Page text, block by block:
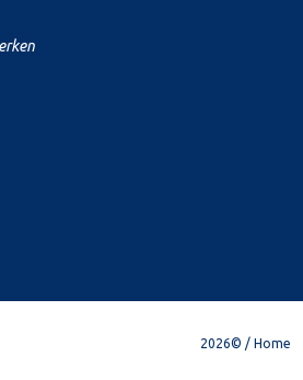
2026© Home